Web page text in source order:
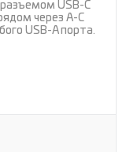
USB-C
через A-C
USB-A порта.